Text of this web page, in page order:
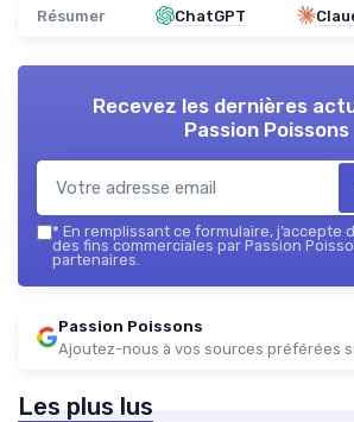
Résumer ChatGPT
Recevez les dernières
Passion Poissons
* En remplissant ce formulaire, j’accepte
des fins commerciales par Passion
partenaires.
Passion Poissons
Ajoutez-nous à vos sources préférées
Les plus lus